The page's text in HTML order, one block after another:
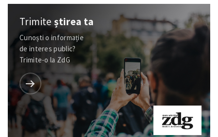
Trimiteștirea ta
Cunoști o informație
de interes public?
Trimite-o la ZdG